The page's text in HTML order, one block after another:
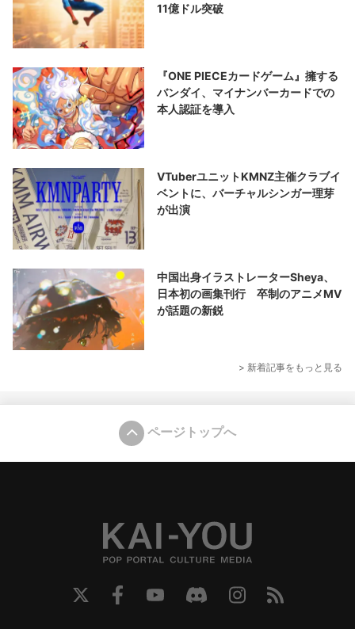
11億ドル突破
『ONE PIECEカードゲーム』擁する
バンダイ、マイナンバーカードでの
本人認証を導入
VTuberユニットKMNZ主催クラブイ
ベントに、バーチャルシンガー理芽
が出演
中国出身イラストレーターSheya、
日本初の画集刊行 卒制のアニメMV
が話題の新鋭
> 新着記事をもっと見る
ページトップへ